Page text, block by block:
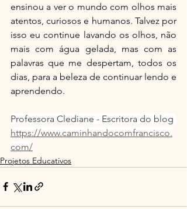
ensinou a ver o mundo com olhos mais
atentos, curiosos e humanos. Talvez por
isso eu continue lavando os olhos, não
mais com água gelada, mas com as
palavras que me despertam, todos os
dias, para a beleza de continuar lendo e
aprendendo.
Professora Clediane - Escritora do blog
https://www.caminhandocomfrancisco.
com/
Projetos Educativos